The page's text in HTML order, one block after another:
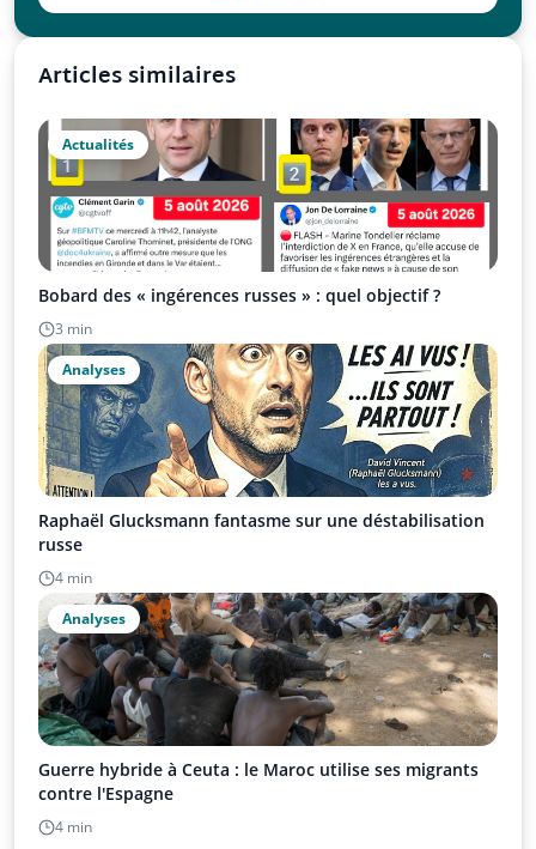
Articles similaires
Actualités
Bobard des « ingérences russes » : quel objectif ?
3 min
Analyses
Raphaël Glucksmann fantasme sur une déstabilisation
russe
4 min
Analyses
Guerre hybride à Ceuta : le Maroc utilise ses migrants
contre l'Espagne
4 min